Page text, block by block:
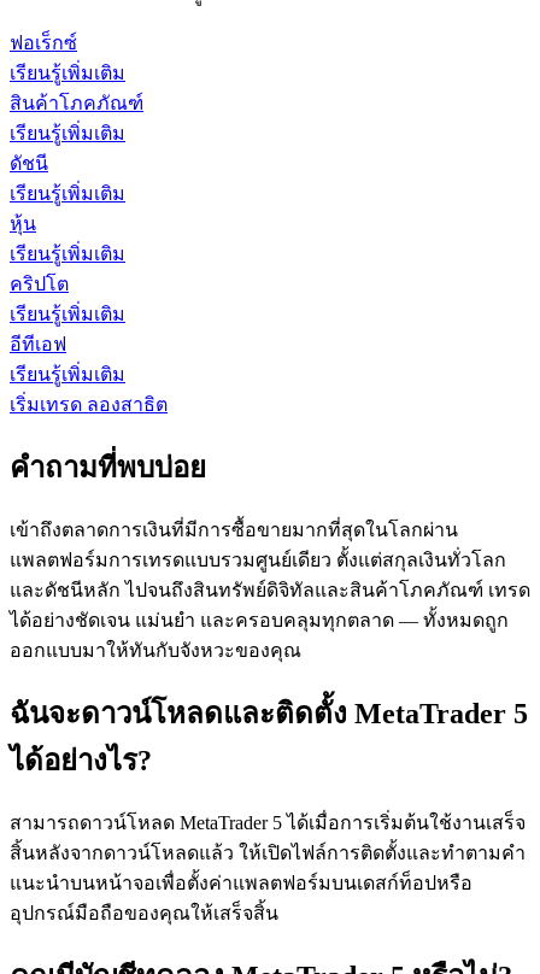
ฟอเร็กซ์
เรียนรู้เพิ่มเติม
สินค้าโภคภัณฑ์
เรียนรู้เพิ่มเติม
ดัชนี
เรียนรู้เพิ่มเติม
หุ้น
เรียนรู้เพิ่มเติม
คริปโต
เรียนรู้เพิ่มเติม
อีทีเอฟ
เรียนรู้เพิ่มเติม
เริ่มเทรด ลองสาธิต
คำถามที่พบบ่อย
เข้าถึงตลาดการเงินที่มีการซื้อขายมากที่สุดในโลกผ่าน
แพลตฟอร์มการเทรดแบบรวมศูนย์เดียว ตั้งแต่สกุลเงินทั่วโลก
และดัชนีหลัก ไปจนถึงสินทรัพย์ดิจิทัลและสินค้าโภคภัณฑ์ เทรด
ได้อย่างชัดเจน แม่นยำ และครอบคลุมทุกตลาด — ทั้งหมดถูก
ออกแบบมาให้ทันกับจังหวะของคุณ
ฉันจะดาวน์โหลดและติดตั้ง MetaTrader 5
ได้อย่างไร?
สามารถดาวน์โหลด MetaTrader 5 ได้เมื่อการเริ่มต้นใช้งานเสร็จ
สิ้นหลังจากดาวน์โหลดแล้ว ให้เปิดไฟล์การติดตั้งและทําตามคํา
แนะนําบนหน้าจอเพื่อตั้งค่าแพลตฟอร์มบนเดสก์ท็อปหรือ
อุปกรณ์มือถือของคุณให้เสร็จสิ้น